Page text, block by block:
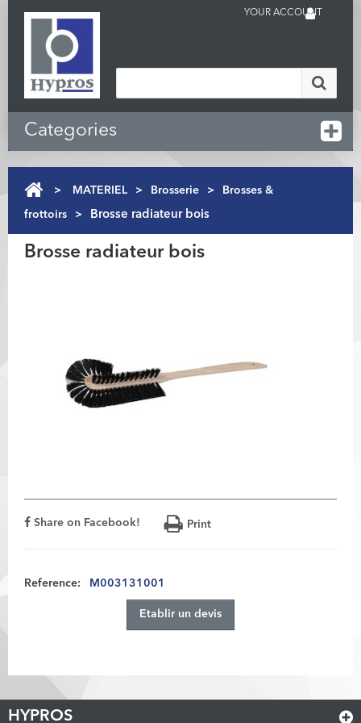
YOUR ACCOUNT
Categories
> MATERIEL > Brosserie > Brosses &
frottoirs > Brosse radiateur bois
Brosse radiateur bois
Share on Facebook! Print
Reference: M003131001
Etablir un devis
HYPROS